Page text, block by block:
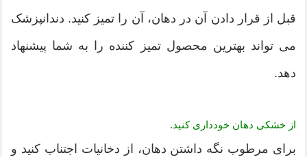
قبل از قرار دادن آن در دهان، آن را تمیز کنید. دندانپزشک
می تواند بهترین محصول تمیز کننده را به شما پیشنهاد
دهد.
از خشکی دهان خودداری کنید.
برای مرطوب نگه داشتن دهان، از دخانیات اجتناب کنید و